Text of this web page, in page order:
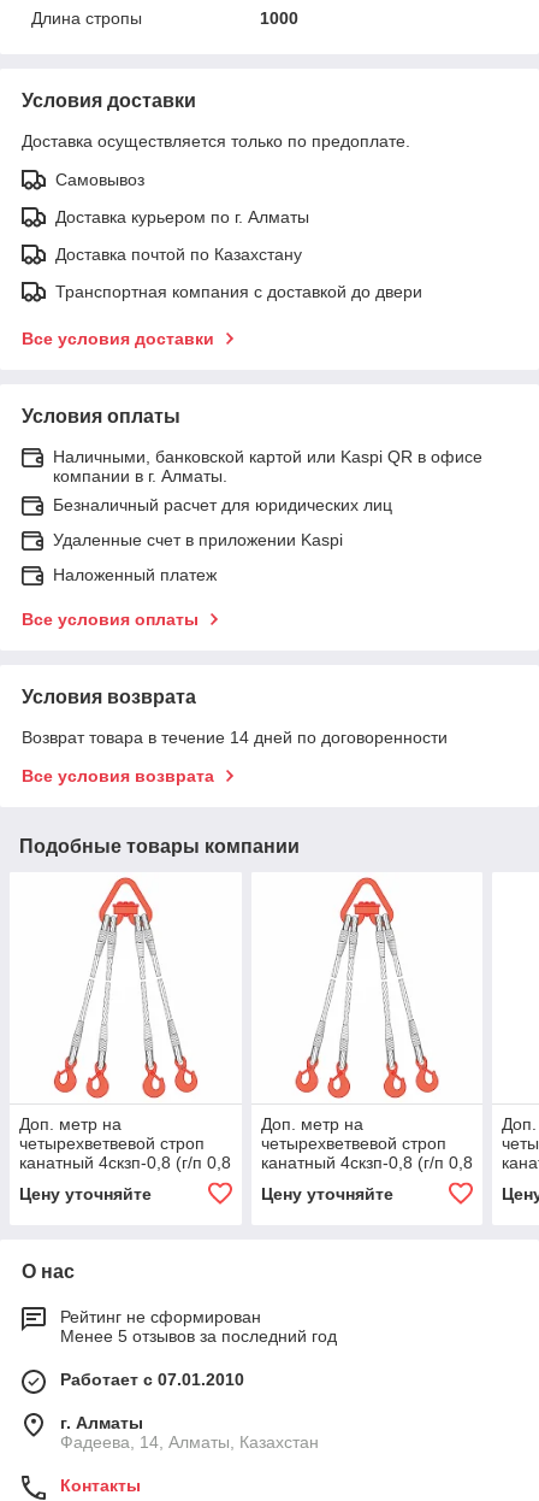
Длина стропы
1000
Условия доставки
Доставка осуществляется только по предоплате.
Самовывоз
Доставка курьером по г. Алматы
Доставка почтой по Казахстану
Транспортная компания с доставкой до двери
Все условия доставки
Условия оплаты
Наличными, банковской картой или Kaspi QR в офисе
компании в г. Алматы.
Безналичный расчет для юридических лиц
Удаленные счет в приложении Kaspi
Наложенный платеж
Все условия оплаты
Условия возврата
Возврат товара в течение 14 дней по договоренности
Все условия возврата
Подобные товары компании
Доп. метр на
четырехветвевой строп
канатный 4скзп-0,8 (г/п 0,8
2000
Цену уточняйте
Доп. метр на
четырехветвевой строп
канатный 4скзп-0,8 (г/п 0,8
4000
Цену уточняйте
О нас
Рейтинг не сформирован
Менее 5 отзывов за последний год
Работает с 07.01.2010
г. Алматы
Фадеева, 14, Алматы, Казахстан
Контакты